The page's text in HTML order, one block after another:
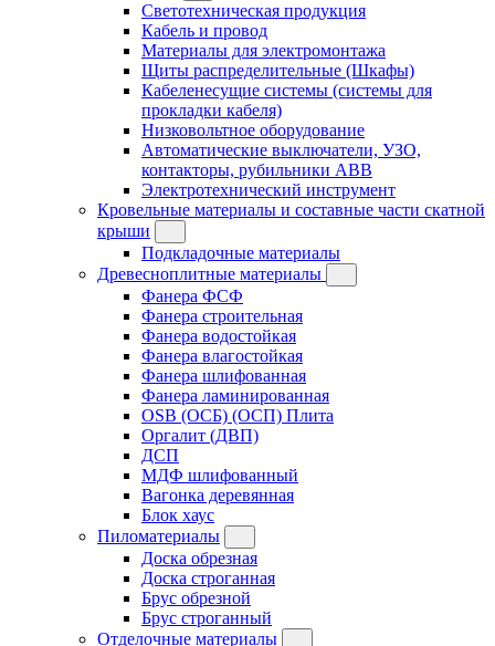
Светотехническая продукция
Кабель и провод
Материалы для электромонтажа
Щиты распределительные (Шкафы)
Кабеленесущие системы (системы для
прокладки кабеля)
Низковольтное оборудование
Автоматические выключатели, УЗО,
контакторы, рубильники ABB
Электротехнический инструмент
Кровельные материалы и составные части скатной
крыши
Подкладочные материалы
Древесноплитные материалы
Фанера ФСФ
Фанера строительная
Фанера водостойкая
Фанера влагостойкая
Фанера шлифованная
Фанера ламинированная
OSB (ОСБ) (ОСП) Плита
Оргалит (ДВП)
ДСП
МДФ шлифованный
Вагонка деревянная
Блок хаус
Пиломатериалы
Доска обрезная
Доска строганная
Брус обрезной
Брус строганный
Отделочные материалы